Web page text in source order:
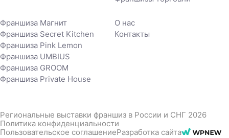
Франшиза Магнит
Франшиза Secret Kitchen
Франшиза Pink Lemon
Франшиза UMBIUS
Франшиза GROOM
Франшиза Private House
О нас
Контакты
Региональные выставки франшиз в России и СНГ 2026
Политика конфиденциальности
Пользовательское соглашениеРазработка сайта